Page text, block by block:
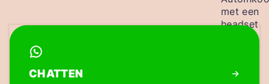
CHATTEN